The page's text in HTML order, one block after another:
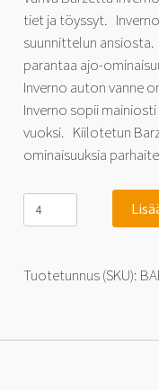
tiet ja töyssyt.
suunnittelun
parantaa ajo-
Inverno auton vanne
Inverno sopii
vuoksi. Kiilotetun
ominaisuuksia
Barzetta
Inverno
Black
5x112
Tuotetunnus (SKU):